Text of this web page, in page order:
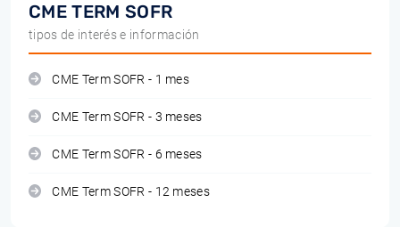
CME TERM SOFR
tipos de interés e información
CME Term SOFR - 1 mes
CME Term SOFR - 3 meses
CME Term SOFR - 6 meses
CME Term SOFR - 12 meses